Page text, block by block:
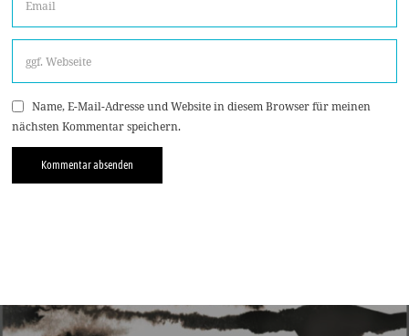
Name, E-Mail-Adresse und Website in diesem Browser für meinen
nächsten Kommentar speichern.